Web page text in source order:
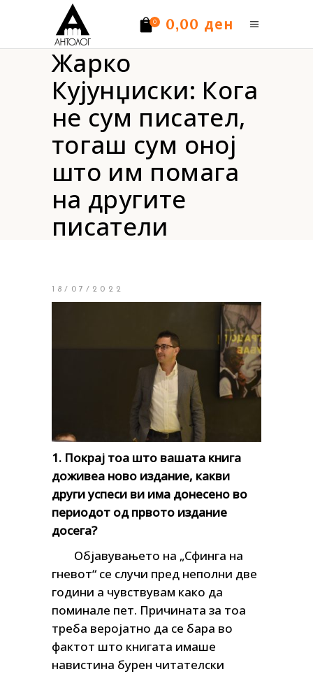
0 0,00 ден
Нема производи.
Жарко
Кујунџиски: Кога
не сум писател,
тогаш сум оној
што им помага
на другите
писатели
18/07/2022
1. Покрај тоа што вашата книга
доживеа ново издание, какви
други успеси ви има донесено во
периодот од првото издание
досега?
Објавувањето на „Сфинга на
гневот“ се случи пред неполни две
години а чувствувам како да
поминале пет. Причината за тоа
треба веројатно да се бара во
фактот што книгата имаше
навистина бурен читателски